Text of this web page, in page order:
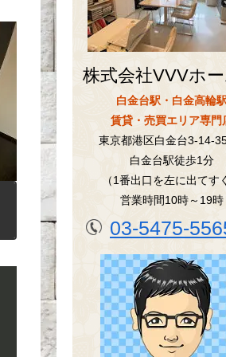
株式会社VVVホ
白金台駅・白金高輪駅
賃貸・売買エリア専門
東京都港区白金台3-14-
白金台駅徒歩1分
（1番出口を左に出てす
営業時間10時～19時
03-5475-